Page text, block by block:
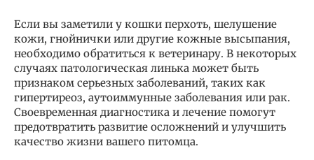
Если вы заметили у кошки перхоть, шелушение
кожи, гнойнички или другие кожные высыпания,
необходимо обратиться к ветеринару. В некоторых
случаях патологическая линька может быть
признаком серьезных заболеваний, таких как
гипертиреоз, аутоиммунные заболевания или рак.
Своевременная диагностика и лечение помогут
предотвратить развитие осложнений и улучшить
качество жизни вашего питомца.